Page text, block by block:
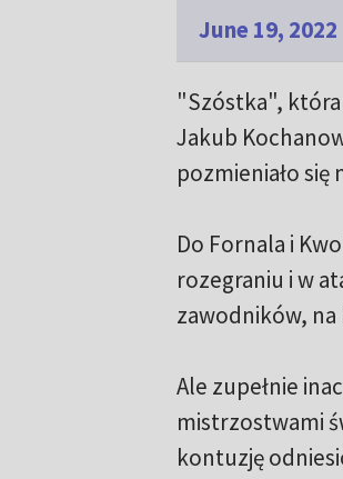
June 19, 2022
"Szóstka", która
Jakub
pozmieniało
Do Fornala i
rozegraniu i w
zawodników,
Ale zupełnie
mistrzostwami
kontuzję